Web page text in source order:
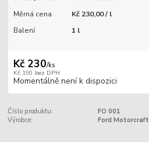
Měrná cena
Kč 230,00 / l
Balení
1 l
Kč 230/ks
Kč 190 bez DPH
Momentálně není k dispozici
Číslo produktu:
FO 001
Výrobce:
Ford Motorcraft